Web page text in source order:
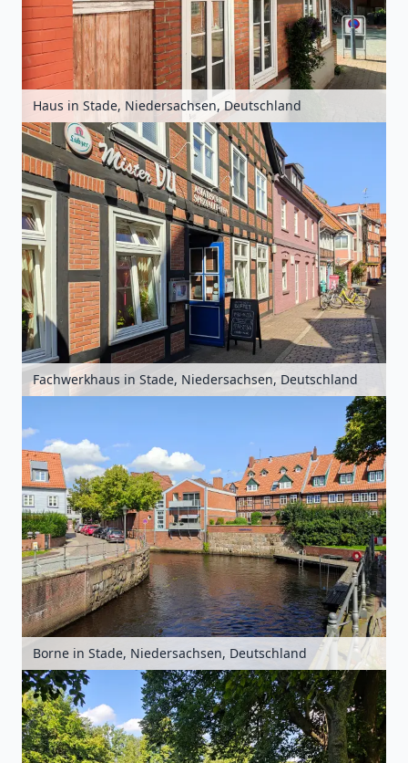
Haus in Stade, Niedersachsen, Deutschland
Fachwerkhaus in Stade, Niedersachsen, Deutschland
Borne in Stade, Niedersachsen, Deutschland